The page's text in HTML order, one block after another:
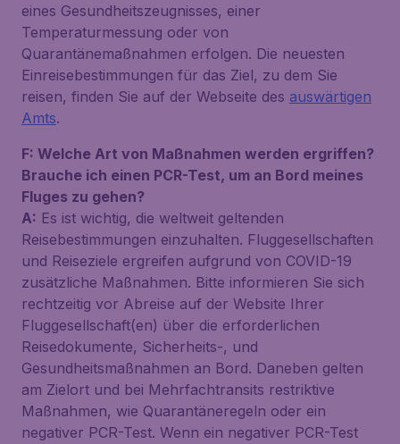
eines Gesundheitszeugnisses, einer
Temperaturmessung oder von
Quarantänemaßnahmen erfolgen. Die neuesten
Einreisebestimmungen für das Ziel, zu dem Sie
reisen, finden Sie auf der Webseite des auswärtigen
Amts.
F: Welche Art von Maßnahmen werden ergriffen?
Brauche ich einen PCR-Test, um an Bord meines
Fluges zu gehen?
A: Es ist wichtig, die weltweit geltenden
Reisebestimmungen einzuhalten. Fluggesellschaften
und Reiseziele ergreifen aufgrund von COVID-19
zusätzliche Maßnahmen. Bitte informieren Sie sich
rechtzeitig vor Abreise auf der Website Ihrer
Fluggesellschaft(en) über die erforderlichen
Reisedokumente, Sicherheits-, und
Gesundheitsmaßnahmen an Bord. Daneben gelten
am Zielort und bei Mehrfachtransits restriktive
Maßnahmen, wie Quarantäneregeln oder ein
negativer PCR-Test. Wenn ein negativer PCR-Test